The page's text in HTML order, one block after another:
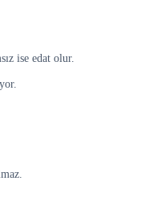
ise edat olur.